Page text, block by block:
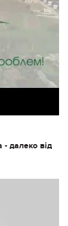
- далеко від